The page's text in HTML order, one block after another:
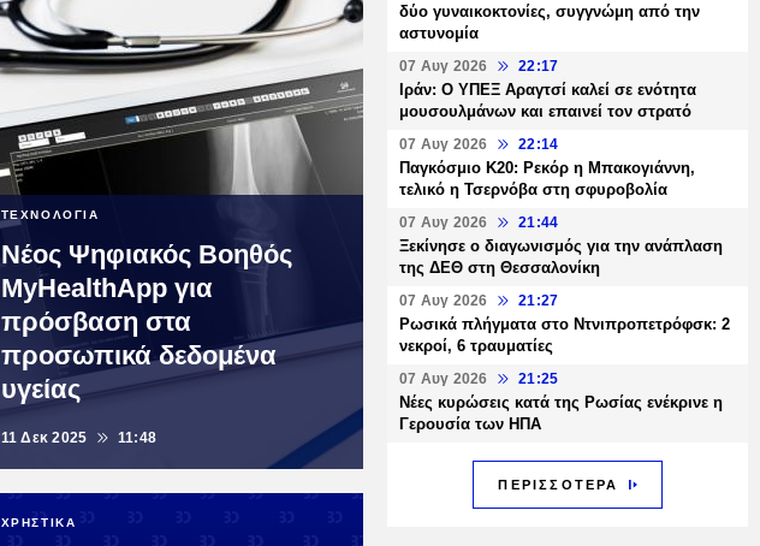
ΤΕΧΝΟΛΟΓΙΑ
Νέος Ψηφιακός Βοηθός
MyHealthApp για
πρόσβαση στα
προσωπικά δεδομένα
υγείας
11 Δεκ 2025 11:48
ΧΡΗΣΤΙΚΑ
δύο γυναικοκτονίες, συγγνώμη από την
αστυνομία
07 Αυγ 2026 22:17
Ιράν: Ο ΥΠΕΞ Αραγτσί καλεί σε ενότητα
μουσουλμάνων και επαινεί τον στρατό
07 Αυγ 2026 22:14
Παγκόσμιο Κ20: Ρεκόρ η Μπακογιάννη,
τελικό η Τσερνόβα στη σφυροβολία
07 Αυγ 2026 21:44
Ξεκίνησε ο διαγωνισμός για την ανάπλαση
της ΔΕΘ στη Θεσσαλονίκη
07 Αυγ 2026 21:27
Ρωσικά πλήγματα στο Ντνιπροπετρόφσκ: 2
νεκροί, 6 τραυματίες
07 Αυγ 2026 21:25
Νέες κυρώσεις κατά της Ρωσίας ενέκρινε η
Γερουσία των ΗΠΑ
ΠΕΡΙΣΣΟΤΕΡΑ